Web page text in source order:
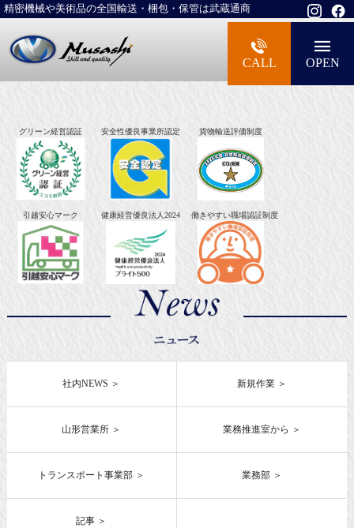
精密機械や美術品の全国輸送・梱包・保管は武蔵通商
大型精密機械・美術品・高級楽器の梱包・
CALL OPEN
グリーン経営認証 安全性優良事業所認定 貨物輸送評価制度
引越安心マーク 健康経営優良法人2024 働きやすい職場認証制度
社内NEWS 新規作業
山形営業所 業務推進室から
トランスポート事業部 業務部
記事